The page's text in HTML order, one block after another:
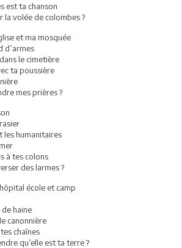
est ta chanson
la volée de colombes ?
et ma mosquée
d’armes
le cimetière
ta poussière
mes prières ?
les humanitaires
à tes colons
des larmes ?
école et camp
haine
canonnière
chaînes
qu’elle est ta terre ?